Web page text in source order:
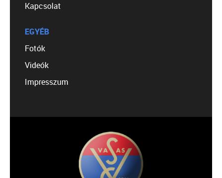
Kapcsolat
EGYÉB
Fotók
Videók
Impresszum